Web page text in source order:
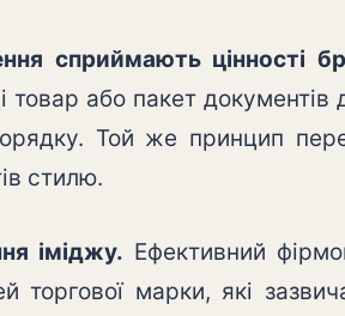
сприймають цінності
товар або пакет
Той же принцип
стилю.
іміджу. Ефективний
торгової марки, які